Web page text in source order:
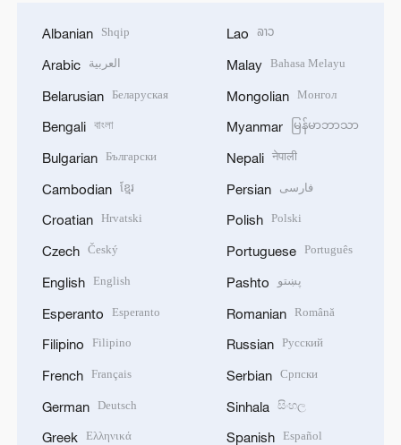
Albanian Shqip
Arabic العربية
Belarusian Беларуская
Bengali বাংলা
Bulgarian Български
Cambodian ខ្មែរ
Croatian Hrvatski
Czech Český
English English
Esperanto Esperanto
Filipino Filipino
French Français
German Deutsch
Greek Ελληνικά
Lao ລາວ
Malay Bahasa Melayu
Mongolian Монгол
Myanmar မြန်မာဘာသာ
Nepali नेपाली
Persian فارسی
Polish Polski
Portuguese Português
Pashto پښتو
Romanian Română
Russian Русский
Serbian Српски
Sinhala සිංහල
Spanish Español